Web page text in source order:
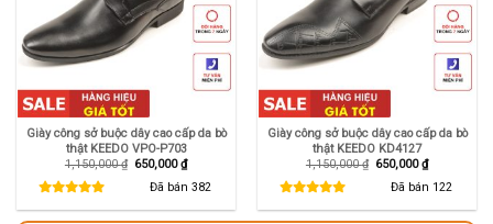
Giày công sở buộc dây cao cấp da bò
thật KEEDO VPO-P703
1,150,000₫ Giá
1,150,000 ₫.
650,000₫Giá
hiện
tại
là:
650,000 ₫.
Đã bán 382
Giày công sở buộc dây cao cấp da bò
thật KEEDO KD4127
1,150,000₫ Giá
1,150,000 ₫.
650,000₫Giá
hiện
tại
là:
650,000 ₫.
Đã bán 122